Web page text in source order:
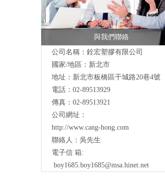
與我們聯絡
公司名稱：銓宏塑膠有限公司
國家/地區：新北市
地址：新北市板橋區干城路20巷4號
電話：02-89513929
傳真：02-89513921
公司網址：
http://www.cang-hong.com
聯絡人：吳先生
電子信 箱:
boy1685.boy1685@msa.hinet.net